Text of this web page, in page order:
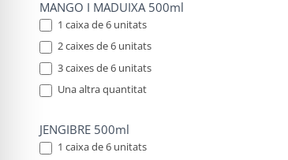
MANGO I MADUIXA 500ml
1 caixa de 6 unitats
2 caixes de 6 unitats
3 caixes de 6 unitats
Una altra quantitat
JENGIBRE 500ml
1 caixa de 6 unitats